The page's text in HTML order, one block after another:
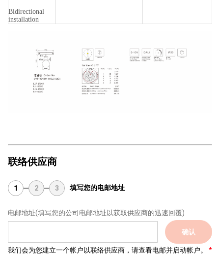
Bidirectional
installation
联络供应商
1 2 3 填写您的电邮地址
电邮地址(填写您的公司电邮地址以获取供应商的迅速回覆)
确认
我们会为您建立一个帐户以联络供应商，请查看电邮并启动帐户。